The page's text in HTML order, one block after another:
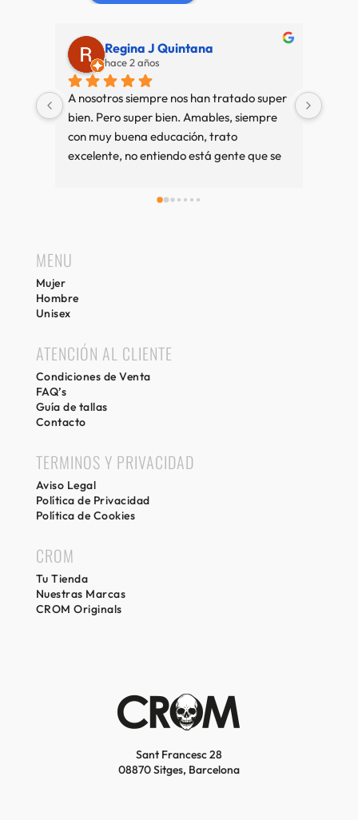
Regina J Quintana
hace 2 años
A nosotros siempre nos han tratado super
bien. Pero super bien. Amables, siempre
con muy buena educación, trato
excelente, no entiendo está gente que se
una visita imprescindible, si compramos
MENU
Mujer
Hombre
Unisex
ATENCIÓN AL CLIENTE
Condiciones de Venta
FAQ’s
Guía de tallas
Contacto
TERMINOS Y PRIVACIDAD
Aviso Legal
Política de Privacidad
Política de Cookies
CROM
Tu Tienda
Nuestras Marcas
CROM Originals
Sant Francesc 28
08870 Sitges, Barcelona